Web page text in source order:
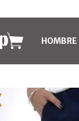
HOMBRE